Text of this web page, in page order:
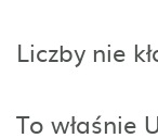
Liczby nie
To właśnie